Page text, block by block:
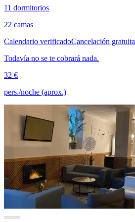
11 dormitorios
22 camas
Calendario verificadoCancelación gratuita
Todavía no se te cobrará nada.
32 €
pers./noche (aprox.)